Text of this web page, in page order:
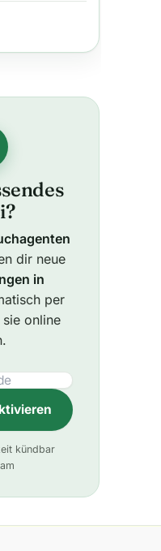
dir neue
in
per
online
kündbar